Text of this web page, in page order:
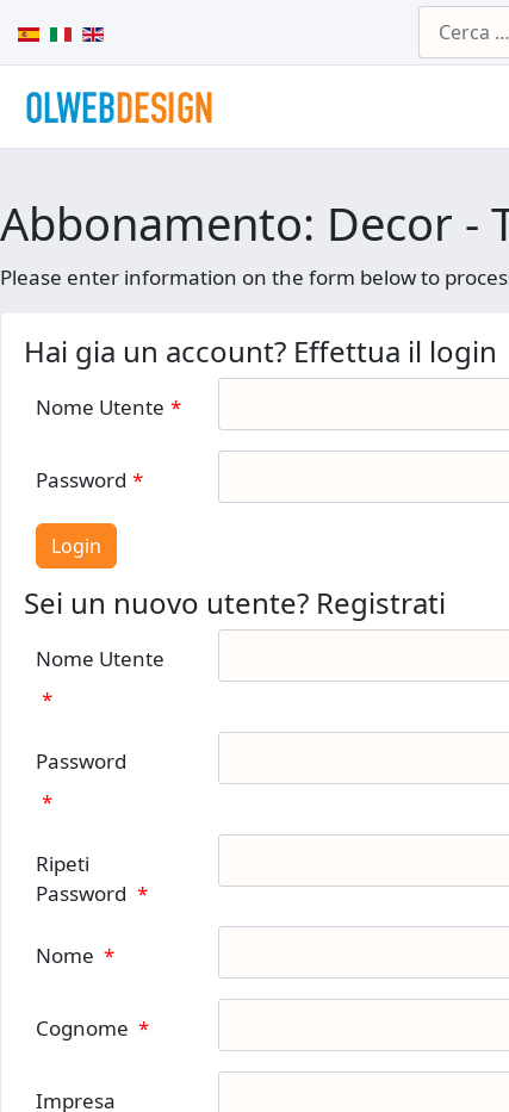
Seleziona la tua lingua
Abbonamento: Decor -
Please enter information on the form below to
Hai gia un account? Effettua il login
Nome Utente *
Password *
Sei un nuovo utente? Registrati
Nome Utente
*
Password
*
Ripeti
Password *
Nome *
Cognome *
Impresa